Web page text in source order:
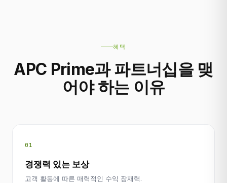
혜택
APC Prime과 파트너십을 맺
어야 하는 이유
01
경쟁력 있는 보상
고객 활동에 따른 매력적인 수익 잠재력.